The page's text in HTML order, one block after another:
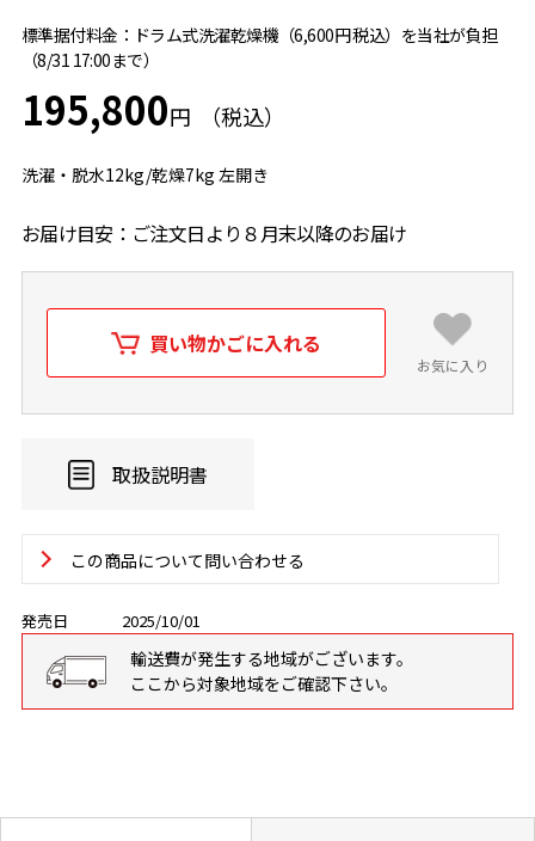
195,800円
発売日 2025/10/01
お届け目安：ご注文日より８月末以降のお届け
標準据付料金：ドラム式洗濯乾燥機（6,600円 税込）を当社が負担
（8/31 17:00まで）
洗濯・脱水12kg/乾燥7kg 左開き
買い物かごに入れる
お気に入り
この商品について問い合わせる
輸送費が発生する地域がございます。
ここから対象地域をご確認下さい。
取扱説明書